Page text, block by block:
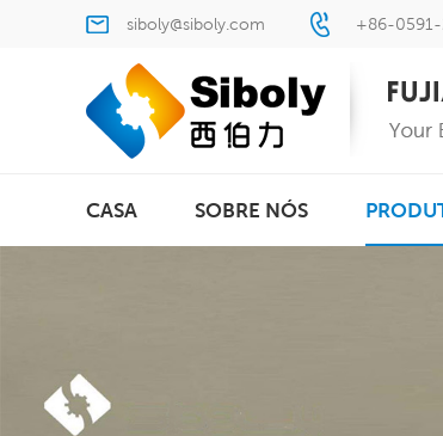
siboly@siboly.com +86-0591-
CASA SOBRE NÓS